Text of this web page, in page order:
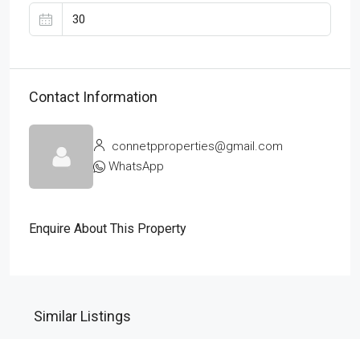
Contact Information
connetpproperties@gmail.com
WhatsApp
Enquire About This Property
Similar Listings